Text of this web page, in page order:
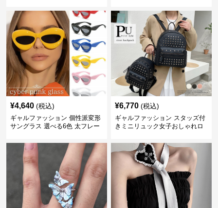
¥4,640 (税込)
ギャルファッション 個性派変形
サングラス 選べる6色 太フレー
¥6,770 (税込)
ギャルファッション スタッズ付
きミニリュック女子おしゃれロ